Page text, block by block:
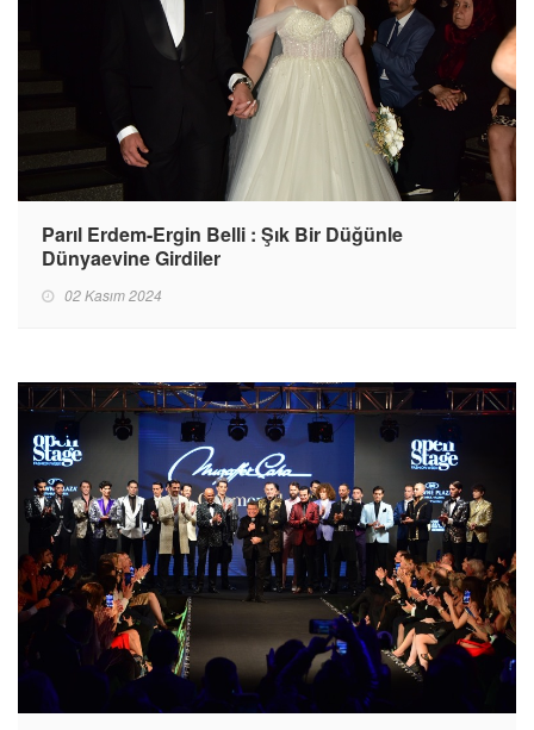
Parıl Erdem-Ergin Belli : Şık Bir Düğünle
Dünyaevine Girdiler
02 Kasım 2024